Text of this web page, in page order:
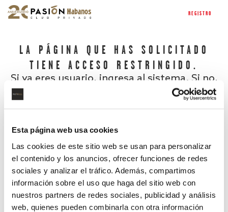
Esta página web usa cookies
Las cookies de este sitio web se usan para personalizar
el contenido y los anuncios, ofrecer funciones de redes
sociales y analizar el tráfico. Además, compartimos
información sobre el uso que haga del sitio web con
nuestros partners de redes sociales, publicidad y análisis
web, quienes pueden combinarla con otra información
REGISTRO
LA PÁGINA QUE HAS SOLICITADO
TIENE ACCESO RESTRINGIDO.
Si ya eres usuario, ingresa al sistema. Si no,
¿Has olvidado tu contraseña?